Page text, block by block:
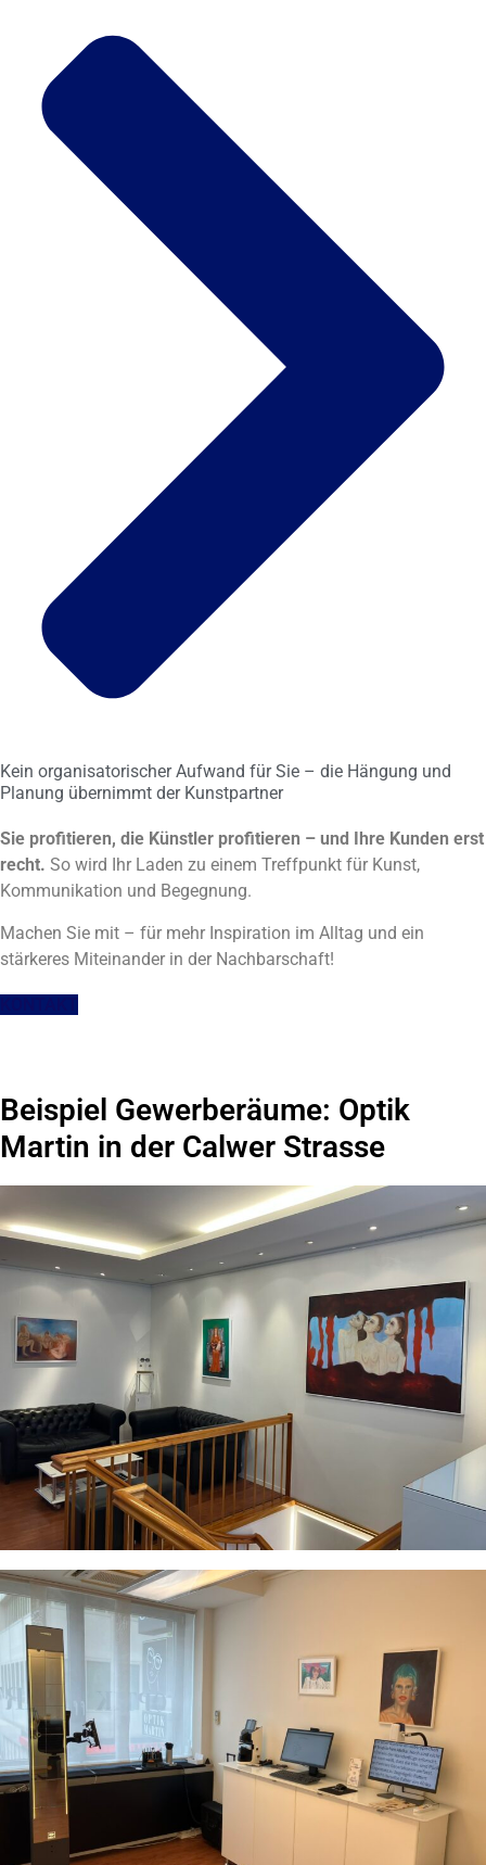
Kein organisatorischer Aufwand für Sie – die Hängung und
Planung übernimmt der Kunstpartner
Sie profitieren, die Künstler profitieren – und Ihre Kunden erst
recht. So wird Ihr Laden zu einem Treffpunkt für Kunst,
Kommunikation und Begegnung.
Machen Sie mit – für mehr Inspiration im Alltag und ein
stärkeres Miteinander in der Nachbarschaft!
Beispiel Gewerberäume: Optik
Martin in der Calwer Strasse